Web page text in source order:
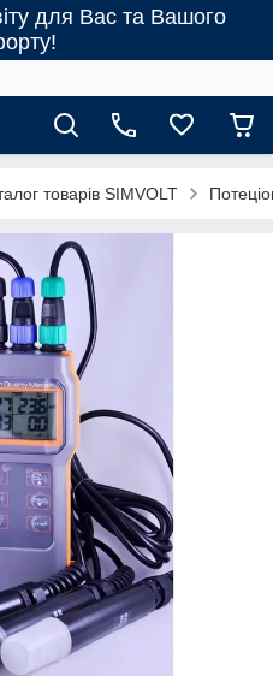
для Вас та Вашого
товарів SIMVOLT